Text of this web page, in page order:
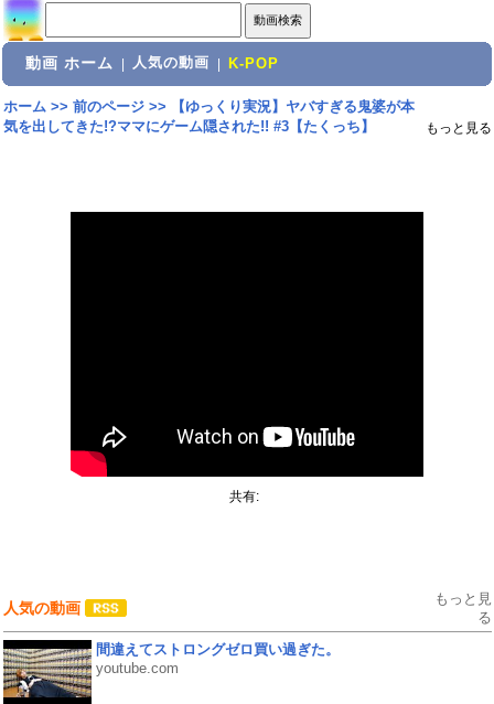
動画 ホーム 人気の動画 K-POP
ホーム>> 前のページ>>
【ゆっくり実況】ヤバすぎる鬼婆が本
気を出してきた!?ママにゲーム隠された!! #3【たくっち】
もっと見る
共有:
人気の動画
もっと見
る
間違えてストロングゼロ買い過ぎた。
youtube.com